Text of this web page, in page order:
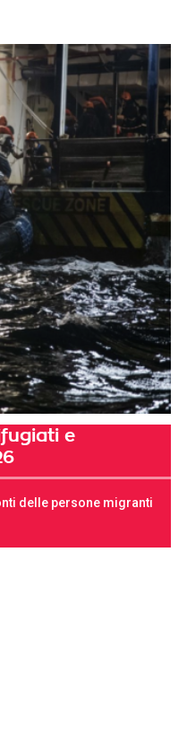
e
delle persone migranti